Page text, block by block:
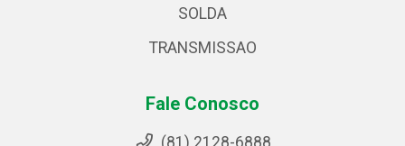
SOLDA
TRANSMISSAO
Fale Conosco